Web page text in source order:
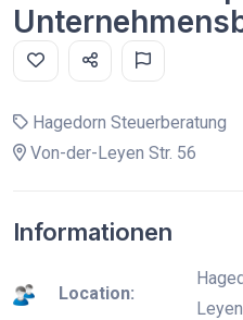
Hagedorn Steuerberatung
Von-der-Leyen Str. 56
Informationen
Location: